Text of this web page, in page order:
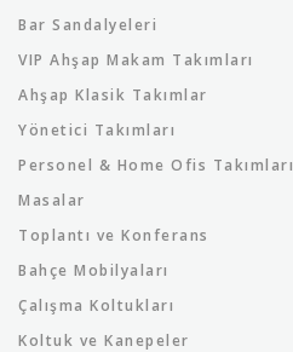
Bar Sandalyeleri
VIP Ahşap Makam Takımları
Ahşap Klasik Takımlar
Yönetici Takımları
Personel & Home Ofis Takımları
Masalar
Toplantı ve Konferans
Bahçe Mobilyaları
Çalışma Koltukları
Koltuk ve Kanepeler